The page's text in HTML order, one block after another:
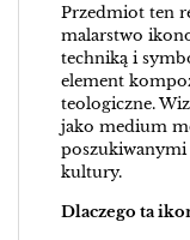
Przedmiot ten
malarstwo
techniką i
element
teologiczne.
jako medium
poszukiwanymi
kultury.
Dlaczego ta